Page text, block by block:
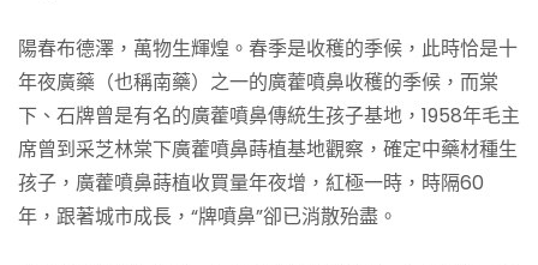
陽春布德澤，萬物生輝煌。春季是收穫的季候，此時恰是十
年夜廣藥（也稱南藥）之一的廣藿噴鼻收穫的季候，而棠
下、石牌曾是有名的廣藿噴鼻傳統生孩子基地，1958年毛主
席曾到采芝林棠下廣藿噴鼻蒔植基地觀察，確定中藥材種生
孩子，廣藿噴鼻蒔植收買量年夜增，紅極一時，時隔60
年，跟著城市成長，“牌噴鼻”卻已消散殆盡。